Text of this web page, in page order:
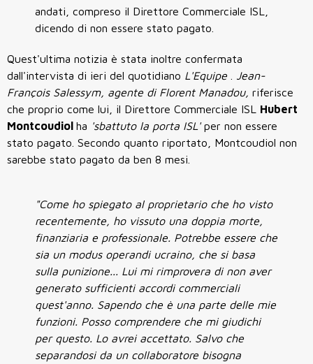
andati, compreso il Direttore Commerciale ISL,
dicendo di non essere stato pagato.
Quest'ultima notizia è stata inoltre confermata
dall'intervista di ieri del quotidiano L'Equipe
Jean-
François Salessym, agente di Florent Manadou, riferisce
che proprio come lui, il Direttore Commerciale ISL Hubert
Montcoudiol ha 'sbattuto la porta ISL'per non essere
stato pagato. Secondo quanto riportato, Montcoudiol non
sarebbe stato pagato da ben 8 mesi.
"Come ho spiegato al proprietario che ho visto
recentemente, ho vissuto una doppia morte,
finanziaria e professionale. Potrebbe essere che
sia un modus operandi ucraino, che si basa
sulla punizione... Lui mi rimprovera di non aver
generato sufficienti accordi commerciali
quest'anno. Sapendo che è una parte delle mie
funzioni. Posso comprendere che mi giudichi
per questo. Lo avrei accettato. Salvo che
separandosi da un collaboratore bisogna